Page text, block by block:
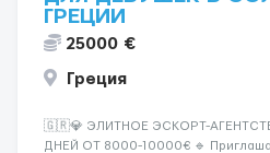
ГРЕЦИИ
25000 €
Греция
🇬🇷💎 ЭЛИТНОЕ ЭСКОРТ-
ДНЕЙ ОТ 8000-10000€ 🔹